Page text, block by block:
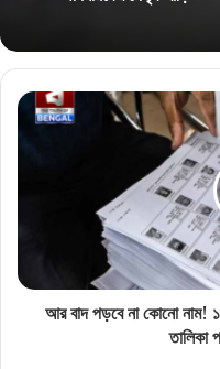
আর বাদ পড়বে না কোনো নাম!
তালিকা